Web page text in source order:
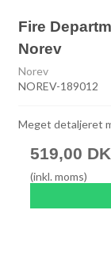
Fire
Norev
Norev
NOREV-189012
Meget detaljeret
519,00
(inkl. moms)